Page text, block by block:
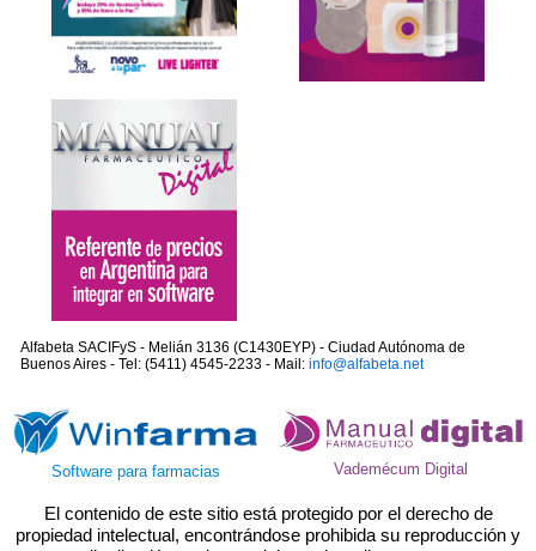
Alfabeta SACIFyS - Melián 3136 (C1430EYP) - Ciudad Autónoma de
Buenos Aires - Tel: (5411) 4545-2233 - Mail: info@alfabeta.net
Software para farmacias Vademécum Digital
El contenido de este sitio está protegido por el derecho de
propiedad intelectual, encontrándose prohibida su reproducción y